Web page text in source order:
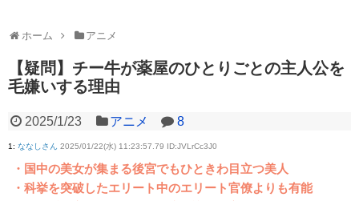
ホーム アニメ
【疑問】チー牛が薬屋のひとりごとの主人公を
毛嫌いする理由
2025/1/23 アニメ 8
1: ななしさん 2025/01/22(水) 11:23:57.79 ID:JVLrCc3J0
・国中の美女が集まる後宮でもひときわ目立つ美人
・科挙を突破したエリート中のエリート官僚よりも有能